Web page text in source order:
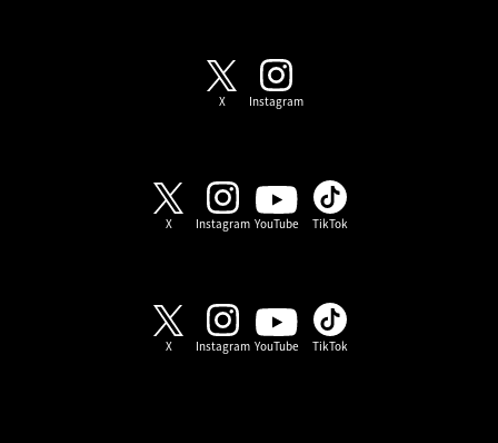
X Instagram
X Instagram YouTube TikTok
X Instagram YouTube TikTok